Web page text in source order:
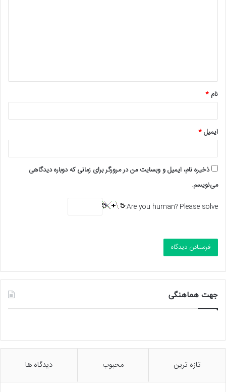
*
نام *
ایمیل*
ذخیره نام، ایمیل و وبسایت من در مرورگر برای زمانی که دوباره دیدگاهی
می‌نویسم.
Are you human? Please solve:
جهت هماهنگی
تازه ترین محبوب دیدگاه ها